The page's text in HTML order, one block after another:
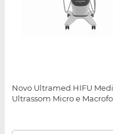
Novo Ultramed HIFU
Ultrassom Micro e